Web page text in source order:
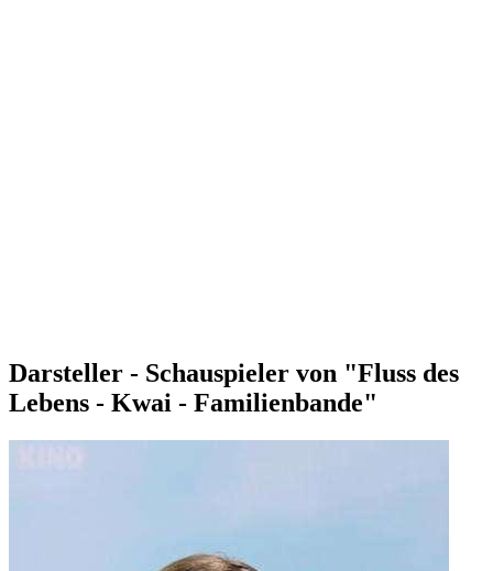
Darsteller - Schauspieler von "Fluss des
Lebens - Kwai - Familienbande"